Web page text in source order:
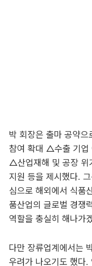
박 회장은 출마 공약
참여 확대 △수출 기
△산업재해 및 공장 위
지원 등을 제시했다.
심으로 해외에서 식품
품산업의 글로벌 경쟁
역할을 충실히 해나가
다만 장류업계에서는
우려가 나오기도 했다